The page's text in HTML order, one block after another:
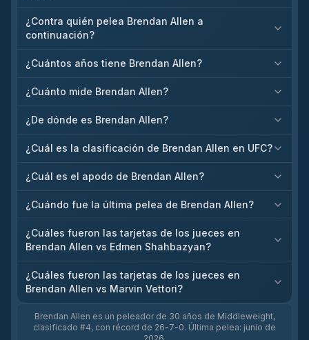
¿Contra quién pelea Brendan Allen a
continuación?
¿Cuántos años tiene Brendan Allen?
¿Cuánto mide Brendan Allen?
¿De dónde es Brendan Allen?
¿Cuál es la clasificación de Brendan Allen en UFC?
¿Cuál es el apodo de Brendan Allen?
¿Cuándo fue la última pelea de Brendan Allen?
¿Cuáles fueron las tarjetas de los jueces en
Brendan Allen vs Edmen Shahbazyan?
¿Cuáles fueron las tarjetas de los jueces en
Brendan Allen vs Marvin Vettori?
Brendan Allen es un peleador de 30 años de Middleweight,
clasificado #4, con récord de 26-7-0. Última pelea: junio de